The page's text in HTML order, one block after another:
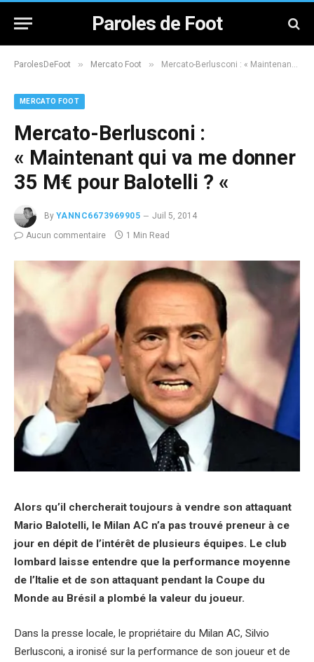
Paroles de Foot
ParolesDeFoot » Mercato Foot » Mercato-Berlusconi : « Maintenant qui va me donner 35 M€ pour Balotelli ? «
MERCATO FOOT
Mercato-Berlusconi :
« Maintenant qui va me donner
35 M€ pour Balotelli ? «
By YANNC6673969905
Juil 5, 2014
Aucun commentaire
1 Min Read
Alors qu’il chercherait toujours à vendre son attaquant
Mario Balotelli, le Milan AC n’a pas trouvé preneur à ce
jour en dépit de l’intérêt de plusieurs équipes. Le club
lombard laisse entendre que la performance moyenne
de l’Italie et de son attaquant pendant la Coupe du
Monde au Brésil a plombé la valeur du joueur.
Dans la presse locale, le propriétaire du Milan AC, Silvio
Berlusconi, a ironisé sur la performance de son joueur et de